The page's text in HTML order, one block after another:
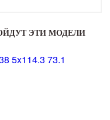
ЭТИ МОДЕЛИ